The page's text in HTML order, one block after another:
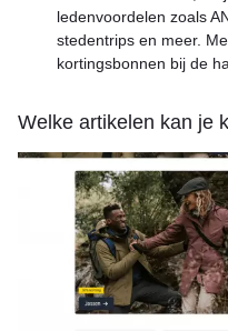
ledenvoordelen zoals
stedentrips en meer.
kortingsbonnen bij de
Welke artikelen kan je